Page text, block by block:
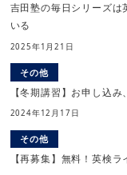
吉田塾の毎日シリーズは
いる
2025年1月21日
その他
【冬期講習】お申し込
2024年12月17日
その他
【再募集】無料！英検